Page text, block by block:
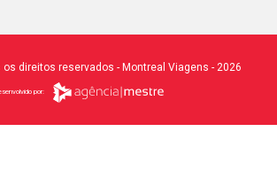
os direitos reservados - Montreal Viagens - 2026
por: